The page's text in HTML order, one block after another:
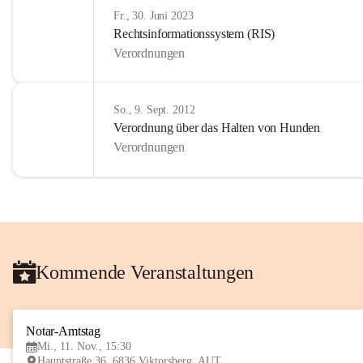
Fr., 30. Juni 2023
Rechtsinformationssystem (RIS)
Verordnungen
So., 9. Sept. 2012
Verordnung über das Halten von Hunden
Verordnungen
Kommende Veranstaltungen
Notar-Amtstag
Mi., 11. Nov., 15:30